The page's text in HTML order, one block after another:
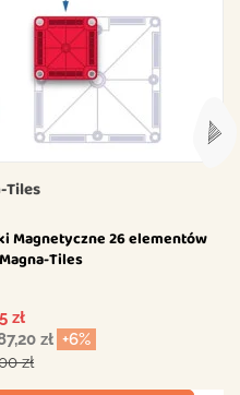
Tiles
Magnetyczne 26 elementów
Tiles
zł
zł +6%
podstawowa
zł